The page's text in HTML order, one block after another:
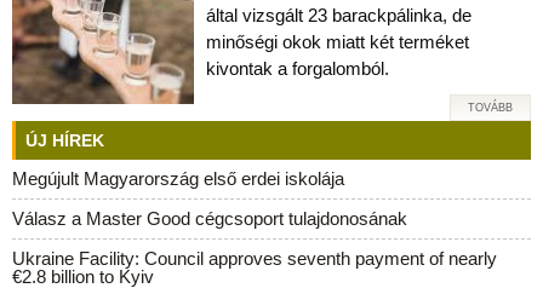
által vizsgált 23 barackpálinka, de
minőségi okok miatt két terméket
kivontak a forgalomból.
TOVÁBB
ÚJ HÍREK
Megújult Magyarország első erdei iskolája
Válasz a Master Good cégcsoport tulajdonosának
Ukraine Facility: Council approves seventh payment of nearly
€2.8 billion to Kyiv